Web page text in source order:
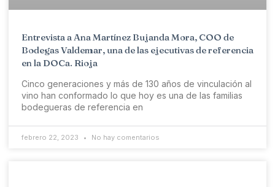
Entrevista a Ana Martínez Bujanda Mora, COO de
Bodegas Valdemar, una de las ejecutivas de referencia
en la DOCa. Rioja
Cinco generaciones y más de 130 años de vinculación al
vino han conformado lo que hoy es una de las familias
bodegueras de referencia en
febrero 22, 2023 No hay comentarios